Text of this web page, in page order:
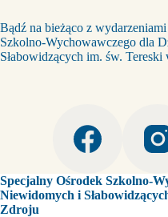
Bądź na bieżąco z
Szkolno-Wychowawczego dla
Słabowidzących im. św.
Specjalny Ośrodek Szkolno-
Niewidomych i
Zdroju